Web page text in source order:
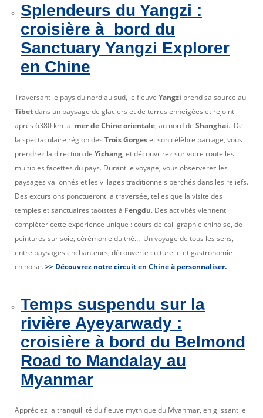
Splendeurs du Yangzi :
croisière à bord du
Sanctuary Yangzi Explorer
en Chine
Traversant le pays du nord au sud, le fleuve Yangzi prend sa source au
Tibetdans un paysage de glaciers et de terres enneigées et rejoint
après 6380 km la mer de Chine orientale, au nord de Shanghai. De
la spectaculaire région des Trois Gorgeset son célèbre barrage, vous
prendrez la direction de Yichang, et découvrirez sur votre route les
multiples facettes du pays. Durant le voyage, vous observerez les
paysages vallonnés et les villages traditionnels perchés dans les reliefs.
Des excursions ponctueront la traversée, telles que la visite des
temples et sanctuaires taoïstes à Fengdu. Des activités viennent
compléter cette expérience unique : cours de calligraphie chinoise, de
peintures sur soie, cérémonie du thé… Un voyage de tous les sens,
entre paysages enchanteurs, découverte culturelle et gastronomie
chinoise.>> Découvrez notre circuit en Chine à personnaliser.
Temps suspendu sur la
rivière Ayeyarwady :
croisière à bord du Belmond
Road to Mandalay au
Myanmar
Appréciez la tranquillité du fleuve mythique du Myanmar, en glissant le